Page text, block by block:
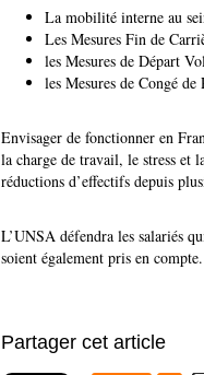
La mobilité interne au
Les Mesures Fin de
les Mesures de Départ
les Mesures de Congé
Envisager de fonctionner en
la charge de travail, le stress et
réductions d’effectifs depuis
L’UNSA défendra les salariés
soient également pris en compte.
Partager cet article